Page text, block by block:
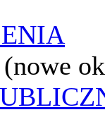
(nowe